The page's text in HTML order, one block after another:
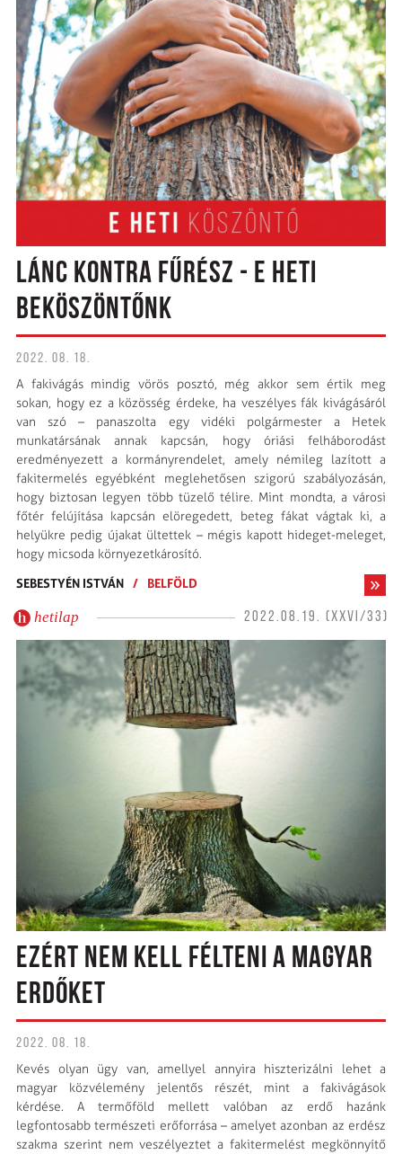
LÁNC KONTRA FŰRÉSZ - E HETI
BEKÖSZÖNTŐNK
2022. 08. 18.
A fakivágás mindig vörös posztó, még akkor sem értik meg
sokan, hogy ez a közösség érdeke, ha veszélyes fák kivágásáról
van szó – panaszolta egy vidéki polgármester a Hetek
munkatársának annak kapcsán, hogy óriási felháborodást
eredményezett a kormányrendelet, amely némileg lazított a
fakitermelés egyébként meglehetősen szigorú szabályozásán,
hogy biztosan legyen több tüzelő télire. Mint mondta, a városi
főtér felújítása kapcsán elöregedett, beteg fákat vágtak ki, a
helyükre pedig újakat ültettek – mégis kapott hideget-meleget,
hogy micsoda környezetkárosító.
SEBESTYÉN ISTVÁN / BELFÖLD
hetilap 2022.08.19. (XXVI/33)
EZÉRT NEM KELL FÉLTENI A MAGYAR
ERDŐKET
2022. 08. 18.
Kevés olyan ügy van, amellyel annyira hiszterizálni lehet a
magyar közvélemény jelentős részét, mint a fakivágások
kérdése. A termőföld mellett valóban az erdő hazánk
legfontosabb természeti erőforrása – amelyet azonban az erdész
szakma szerint nem veszélyeztet a fakitermelést megkönnyítő